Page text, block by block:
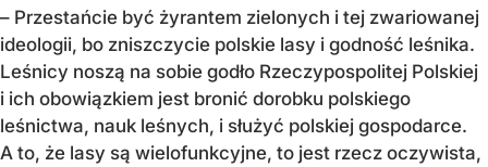
– Przestańcie być żyrantem zielonych i tej zwariowanej
ideologii, bo zniszczycie polskie lasy i godność leśnika.
Leśnicy noszą na sobie godło Rzeczypospolitej Polskiej
i ich obowiązkiem jest bronić dorobku polskiego
leśnictwa, nauk leśnych, i służyć polskiej gospodarce.
A to, że lasy są wielofunkcyjne, to jest rzecz oczywista,